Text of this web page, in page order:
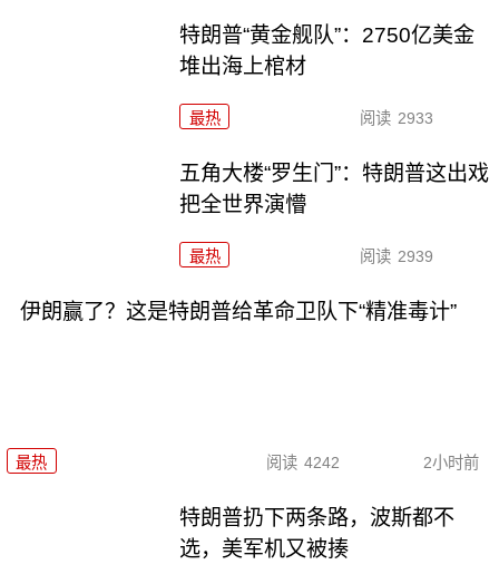
特朗普“黄金舰队”：2750亿美金
堆出海上棺材
最热 阅读 2933
五角大楼“罗生门”：特朗普这出戏
把全世界演懵
最热 阅读 2939
伊朗赢了？这是特朗普给革命卫队下“精准毒计”
最热 阅读 4242 2小时前
特朗普扔下两条路，波斯都不
选，美军机又被揍